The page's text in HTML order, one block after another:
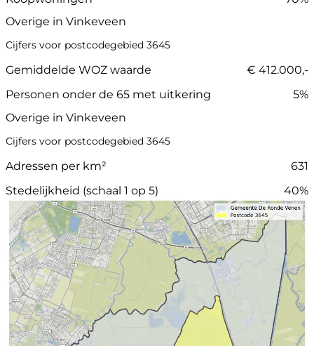
Overige in Vinkeveen
Cijfers voor postcodegebied 3645
Gemiddelde WOZ waarde
€ 412.000,-
Personen onder de 65 met uitkering
5%
Overige in Vinkeveen
Cijfers voor postcodegebied 3645
Adressen per km²
631
Stedelijkheid (schaal 1 op 5)
40%